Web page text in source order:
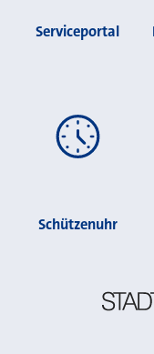
Serviceportal
Schützenuhr